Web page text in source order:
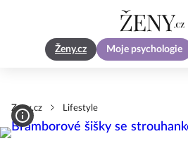
Ženy.cz Moje psychologie
Zeny.cz Lifestyle